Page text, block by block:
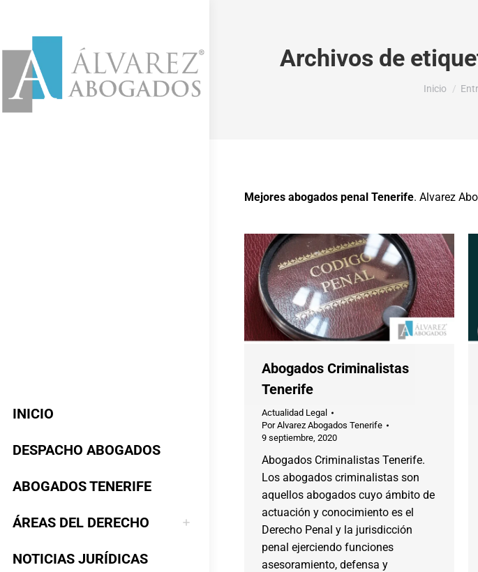
INICIO
DESPACHO ABOGADOS
ABOGADOS TENERIFE
ÁREAS DEL DERECHO
NOTICIAS JURÍDICAS
Archivos de
Estás aquí:
Inicio
Mejores abogados penal Tenerife. Alvarez
Abogados Criminalistas
Tenerife
Actualidad Legal
PorAlvarez Abogados Tenerife
9 septiembre, 2020
Abogados Criminalistas Tenerife.
Los abogados criminalistas son
aquellos abogados cuyo ámbito de
actuación y conocimiento es el
Derecho Penal y la jurisdicción
penal ejerciendo funciones
asesoramiento, defensa y